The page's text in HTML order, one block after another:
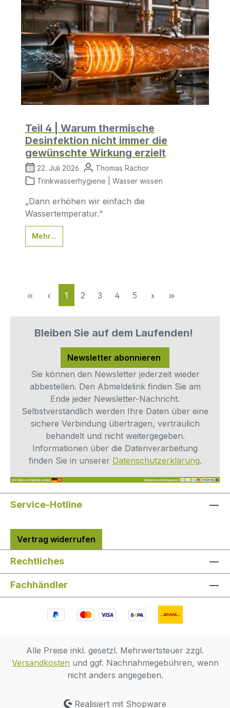
Teil 4 | Warum thermische
Desinfektion nicht immer die
gewünschte Wirkung erzielt
22. Juli 2026
Thomas Rachor
Trinkwasserhygiene | Wasser wissen
„Dann erhöhen wir einfach die
Wassertemperatur.“
Mehr...
Seite
1 Seite
2 Seite
3 Seite
4 Seite
5
Bleiben Sie auf dem Laufenden!
Newsletter abonnieren
Sie können den Newsletter jederzeit wieder
abbestellen. Den Abmeldelink finden Sie am
Ende jeder Newsletter-Nachricht.
Selbstverständlich werden Ihre Daten über eine
sichere Verbindung übertragen, vertraulich
behandelt und nicht weitergegeben.
Informationen über die Datenverarbeitung
finden Sie in unserer Datenschutzerklärung.
Service-Hotline
Vertrag widerrufen
Rechtliches
Fachhändler
Alle Preise inkl. gesetzl. Mehrwertsteuer zzgl.
Versandkostenund ggf. Nachnahmegebühren, wenn
nicht anders angegeben.
Realisiert mit Shopware